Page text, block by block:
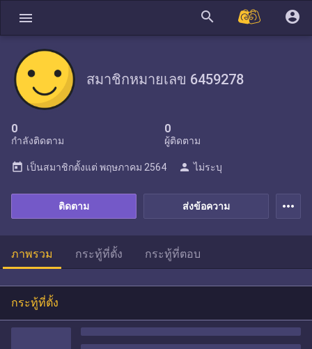
menu search account_circle
สมาชิกหมายเลข 6459278
0
กำลังติดตาม
0
ผู้ติดตาม
ส่งข้อความ
ติดตาม
today เป็นสมาชิกตั้งแต่ พฤษภาคม 2564 person ไม่ระบุ
more_horiz
ภาพรวม กระทู้ที่ตั้ง กระทู้ที่ตอบ
กระทู้ที่ตั้ง